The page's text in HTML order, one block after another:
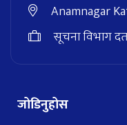
Anamnagar
सूचना विभाग
जोडिनुहोस